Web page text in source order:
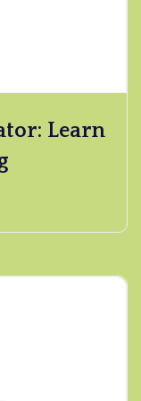
Learn